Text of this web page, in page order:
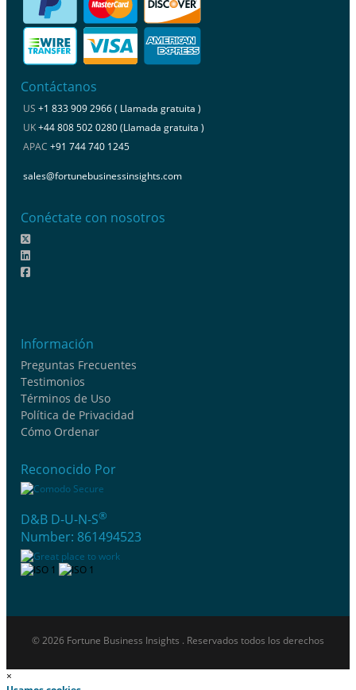
Contáctanos
US +1 833 909 2966 ( Llamada gratuita )
UK+44 808 502 0280 (Llamada gratuita )
APAC +91 744 740 1245
sales@fortunebusinessinsights.com
Conéctate con nosotros
Información
Preguntas Frecuentes
Testimonios
Términos de Uso
Política de Privacidad
Cómo Ordenar
Reconocido Por
D&B D-U-N-S®
Number: 861494523
© 2026 Fortune Business Insights . Reservados todos los derechos
×